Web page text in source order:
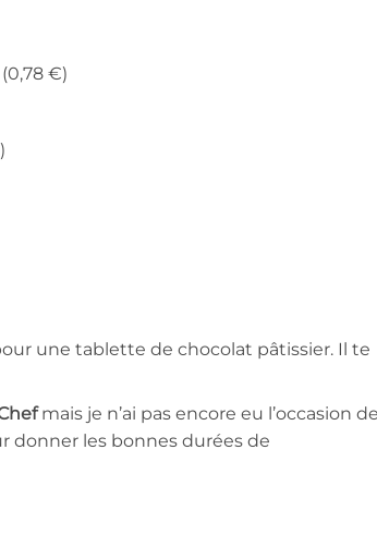
€)
une tablette de chocolat pâtissier. Il te
mais je n’ai pas encore eu l’occasion
donner les bonnes durées de